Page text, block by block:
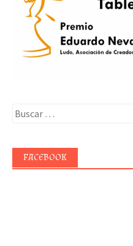
Buscar:
FACEBOOK